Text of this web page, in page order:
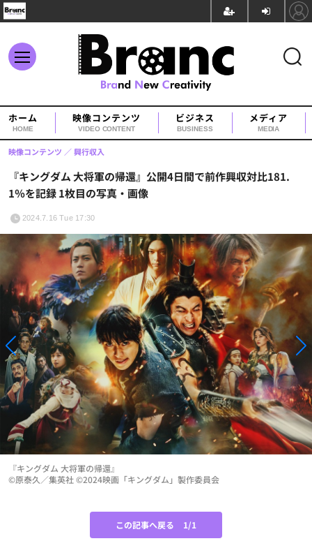
ホーム
HOME
映像コンテンツ
VIDEO CONTENT
ビジネス
BUSINESS
メディア
MEDIA
『キングダム 大将軍の帰還』公開4日間で前作興収対比181.
1％を記録 1枚目の写真・画像
映像コンテンツ 興行収入
2024.7.16 Tue 17:30
©原泰久／集英社 ©2024映画「キングダム」製作委員会
『キングダム 大将軍の帰還』
この記事へ戻る 1/1